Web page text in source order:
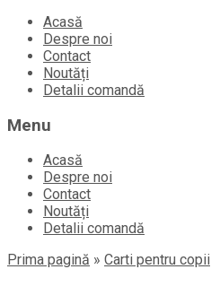
Skip
content
Acasă
Despre noi
Contact
Noutăți
Detalii comandă
Menu
Acasă
Despre noi
Contact
Noutăți
Detalii comandă
Prima pagină » Carti pentru copii